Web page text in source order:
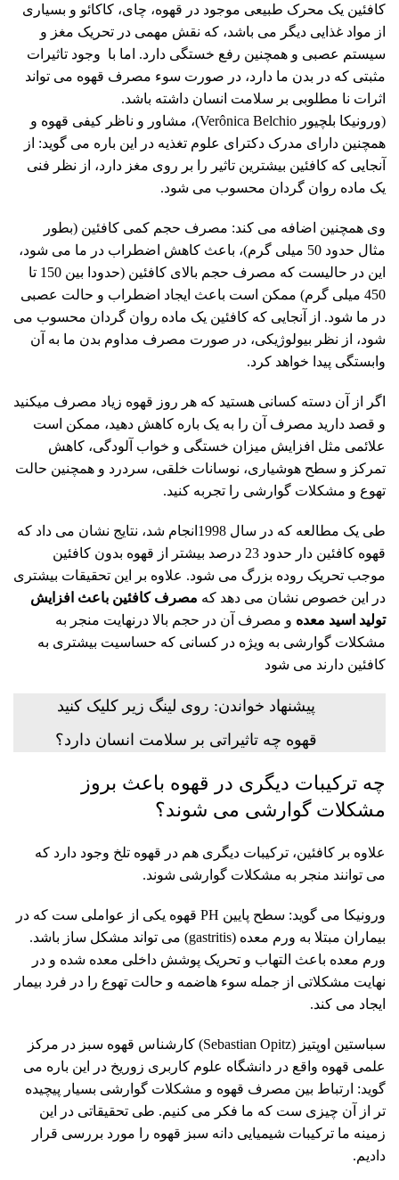
کافئین یک محرک طبیعی موجود در قهوه، چای، کاکائو و بسیاری
از مواد غذایی دیگر می باشد، که نقش مهمی در تحریک مغز و
سیستم عصبی و همچنین رفع خستگی دارد. اما با وجود تاثیرات
مثبتی که در بدن ما دارد، در صورت سوء مصرف قهوه می تواند
اثرات نا مطلوبی بر سلامت انسان داشته باشد.
(ورونیکا بلچیور Verônica Belchio)، مشاور و ناظر کیفی قهوه و
همچنین دارای مدرک دکترای علوم تغذیه در این باره می گوید: از
آنجایی که کافئین بیشترین تاثیر را بر روی مغز دارد، از نظر فنی
یک ماده روان گردان محسوب می شود.
وی همچنین اضافه می کند: مصرف حجم کمی کافئین (بطور
مثال حدود 50 میلی گرم)، باعث کاهش اضطراب در ما می شود،
این در حالیست که مصرف حجم بالای کافئین (حدودا بین 150 تا
450 میلی گرم) ممکن است باعث ایجاد اضطراب و حالت عصبی
در ما شود. از آنجایی که کافئین یک ماده روان گردان محسوب می
شود، از نظر بیولوژیکی، در صورت مصرف مداوم بدن ما به آن
وابستگی پیدا خواهد کرد.
اگر از آن دسته کسانی هستید که هر روز قهوه زیاد مصرف میکنید
و قصد دارید مصرف آن را به یک باره کاهش دهید، ممکن است
علائمی مثل افزایش میزان خستگی و خواب آلودگی، کاهش
تمرکز و سطح هوشیاری، نوسانات خلقی، سردرد و همچنین حالت
تهوع و مشکلات گوارشی را تجربه کنید.
طی یک مطالعه که در سال 1998انجام شد، نتایج نشان می داد که
قهوه کافئین دار حدود 23 درصد بیشتر از قهوه بدون کافئین
موجب تحریک روده بزرگ می شود. علاوه بر این تحقیقات بیشتری
در این خصوص نشان می دهد که مصرف کافئین باعث افزایش
تولید اسید معده و مصرف آن در حجم بالا درنهایت منجر به
مشکلات گوارشی به ویژه در کسانی که حساسیت بیشتری به
کافئین دارند می شود
پیشنهاد خواندن: روی لینگ زیر کلیک کنید
قهوه چه تاثیراتی بر سلامت انسان دارد؟
چه ترکیبات دیگری در قهوه باعث بروز
مشکلات گوارشی می شوند؟
علاوه بر کافئین، ترکیبات دیگری هم در قهوه تلخ وجود دارد که
می توانند منجر به مشکلات گوارشی شوند.
ورونیکا می گوید: سطح پایین PH قهوه یکی از عواملی ست که در
بیماران مبتلا به ورم معده (gastritis) می تواند مشکل ساز باشد.
ورم معده باعث التهاب و تحریک پوشش داخلی معده شده و در
نهایت مشکلاتی از جمله سوء هاضمه و حالت تهوع را در فرد بیمار
ایجاد می کند.
سباستین اوپتیز (Sebastian Opitz) کارشناس قهوه سبز در مرکز
علمی قهوه واقع در دانشگاه علوم کاربری زوریخ در این باره می
گوید: ارتباط بین مصرف قهوه و مشکلات گوارشی بسیار پیچیده
تر از آن چیزی ست که ما فکر می کنیم. طی تحقیقاتی در این
زمینه ما ترکیبات شیمیایی دانه سبز قهوه را مورد بررسی قرار
دادیم.